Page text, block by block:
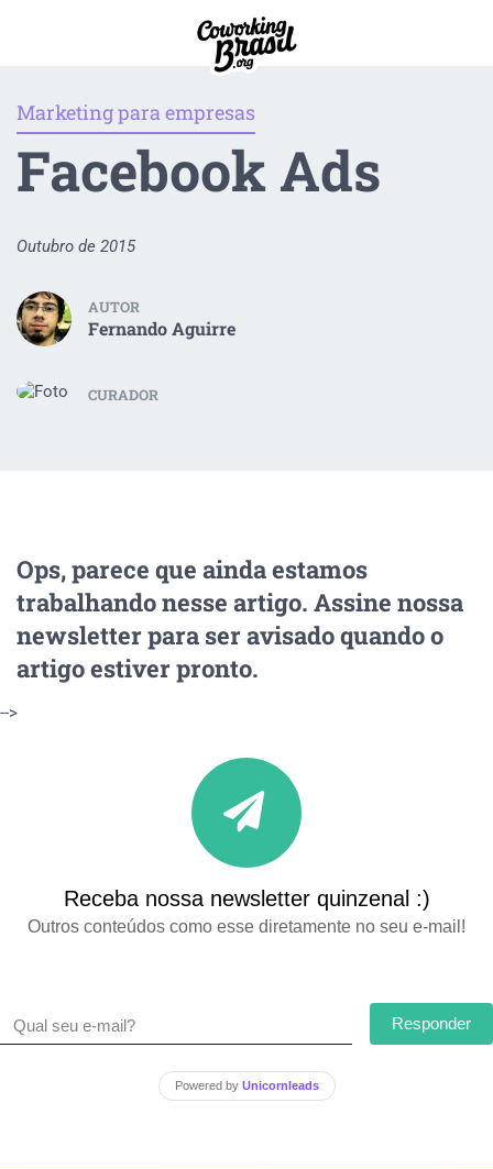
Marketing para empresas
Facebook Ads
Outubro de 2015
AUTOR
Fernando Aguirre
CURADOR
Ops, parece que ainda estamos
trabalhando nesse artigo. Assine nossa
newsletter para ser avisado quando o
artigo estiver pronto.
-->
Receba nossa newsletter quinzenal :)
Outros conteúdos como esse diretamente no seu e-mail!
Responder
Powered by Unicornleads